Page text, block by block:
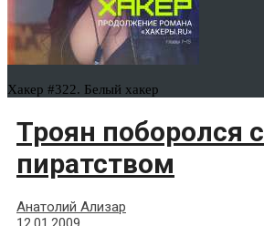
Хакер #322. Белый хакер
Троян поборолся с
пиратством
Анатолий Ализар